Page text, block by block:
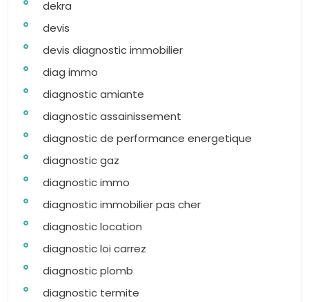
dekra
devis
devis diagnostic immobilier
diag immo
diagnostic amiante
diagnostic assainissement
diagnostic de performance energetique
diagnostic gaz
diagnostic immo
diagnostic immobilier pas cher
diagnostic location
diagnostic loi carrez
diagnostic plomb
diagnostic termite